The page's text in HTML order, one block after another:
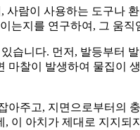
사람이 사용하는 도구
는지를 연구하여, 그 움
습니다. 먼저, 발등부터
찰이 발생하여 물집이
주고, 지면으로부터
이 아치가 제대로 지지